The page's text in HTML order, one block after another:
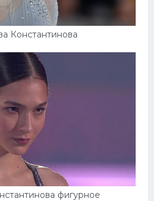
Константинова
фигурное